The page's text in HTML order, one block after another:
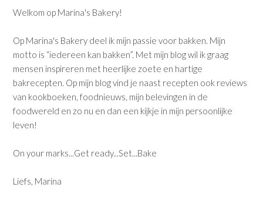
Welkom op Marina's Bakery!
Op Marina's Bakery deel ik mijn passie voor bakken. Mijn
motto is “iedereen kan bakken”. Met mijn blog wil ik graag
mensen inspireren met heerlijke zoete en hartige
bakrecepten. Op mijn blog vind je naast recepten ook reviews
van kookboeken, foodnieuws, mijn belevingen in de
foodwereld en zo nu en dan een kijkje in mijn persoonlijke
leven!
On your marks...Get ready...Set...Bake
Liefs, Marina